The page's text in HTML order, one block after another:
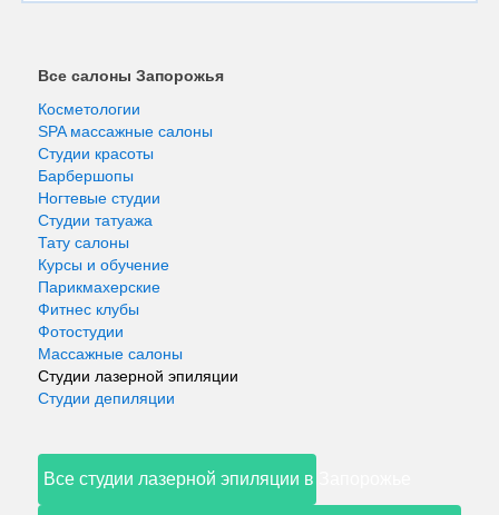
Все салоны Запорожья
Косметологии
SPA массажные салоны
Студии красоты
Барбершопы
Ногтевые студии
Студии татуажа
Тату салоны
Курсы и обучение
Парикмахерские
Фитнес клубы
Фотостудии
Массажные салоны
Студии лазерной эпиляции
Студии депиляции
Все студии лазерной эпиляции в Запорожье